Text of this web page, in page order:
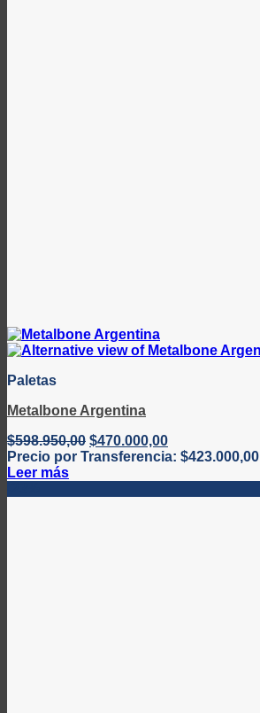
Paletas
Metalbone Argentina
$598.950,00 El
precio
$470.000,00El
precio
Precio por Transferencia: $423.000,00
Leer más